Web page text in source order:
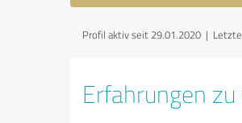
Profil aktiv seit 29.01.2020 |
Erfahrungen